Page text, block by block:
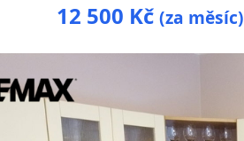
12 500 Kč (za měsíc)